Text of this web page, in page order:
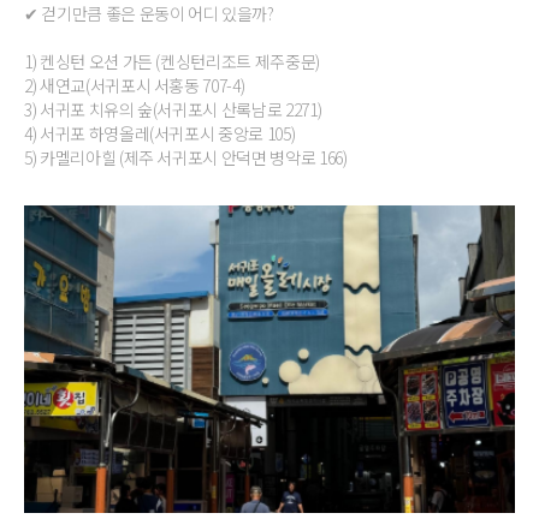
✔ 걷기만큼 좋은 운동이 어디 있을까?
1) 켄싱턴 오션 가든 (켄싱턴리조트 제주중문)
2) 새연교(서귀포시 서홍동 707-4)
3) 서귀포 치유의 숲(서귀포시 산록남로 2271)
4) 서귀포 하영올레(서귀포시 중앙로 105)
5) 카멜리아힐 (제주 서귀포시 안덕면 병악로 166)